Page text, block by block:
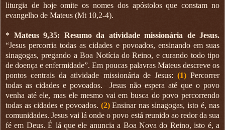
liturgia de hoje omite os nomes dos apóstolos que constam no
evangelho de Mateus (Mt 10,2-4).
* Mateus 9,35: Resumo da atividade missionária de Jesus.
“Jesus percorria todas as cidades e povoados, ensinando em suas
sinagogas, pregando a Boa Notícia do Reino, e curando todo tipo
de doença e enfermidade”. Em poucas palavras Mateus descreve os
pontos centrais da atividade missionária de Jesus: (1)Percorrer
todas as cidades e povoados.
Jesus não espera até que o povo
venha até ele, mas ele mesmo vai em busca do povo percorrendo
todas as cidades e povoados. (2)Ensinar nas sinagogas, isto é, nas
comunidades. Jesus vai lá onde o povo está reunido ao redor da sua
fé em Deus. É lá que ele anuncia a Boa Nova do Reino, isto é, a